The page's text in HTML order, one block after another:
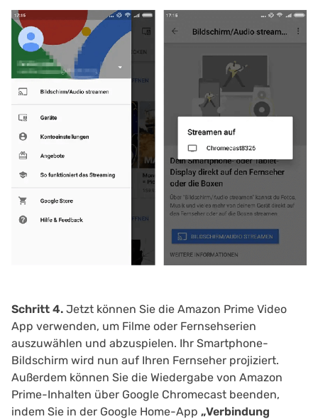
Schritt 4. Jetzt können Sie die Amazon Prime Video
App verwenden, um Filme oder Fernsehserien
auszuwählen und abzuspielen. Ihr Smartphone-
Bildschirm wird nun auf Ihren Fernseher projiziert.
Außerdem können Sie die Wiedergabe von Amazon
Prime-Inhalten über Google Chromecast beenden,
indem Sie in der Google Home-App „Verbindung